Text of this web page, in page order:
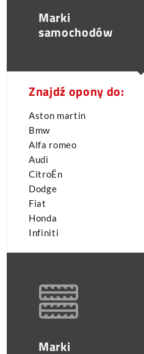
Marki
samochodów
Znajdź opony do:
Aston martin
Bmw
Alfa romeo
Audi
CitroËn
Dodge
Fiat
Honda
Infiniti
Marki